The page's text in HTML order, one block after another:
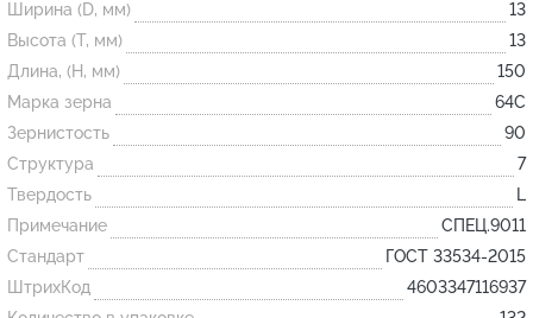
Огнеупорные
изделия
Скачать каталог
Тигель
Муфель
Черпак
Шербер
Ширина (D, мм)
13
Высота (T, мм)
13
Длина, (H, мм)
150
Марка зерна
64С
Зернистость
90
Структура
7
Твердость
L
Примечание
СПЕЦ.9011
Стандарт
ГОСТ 33534-2015
ШтрихКод
4603347116937